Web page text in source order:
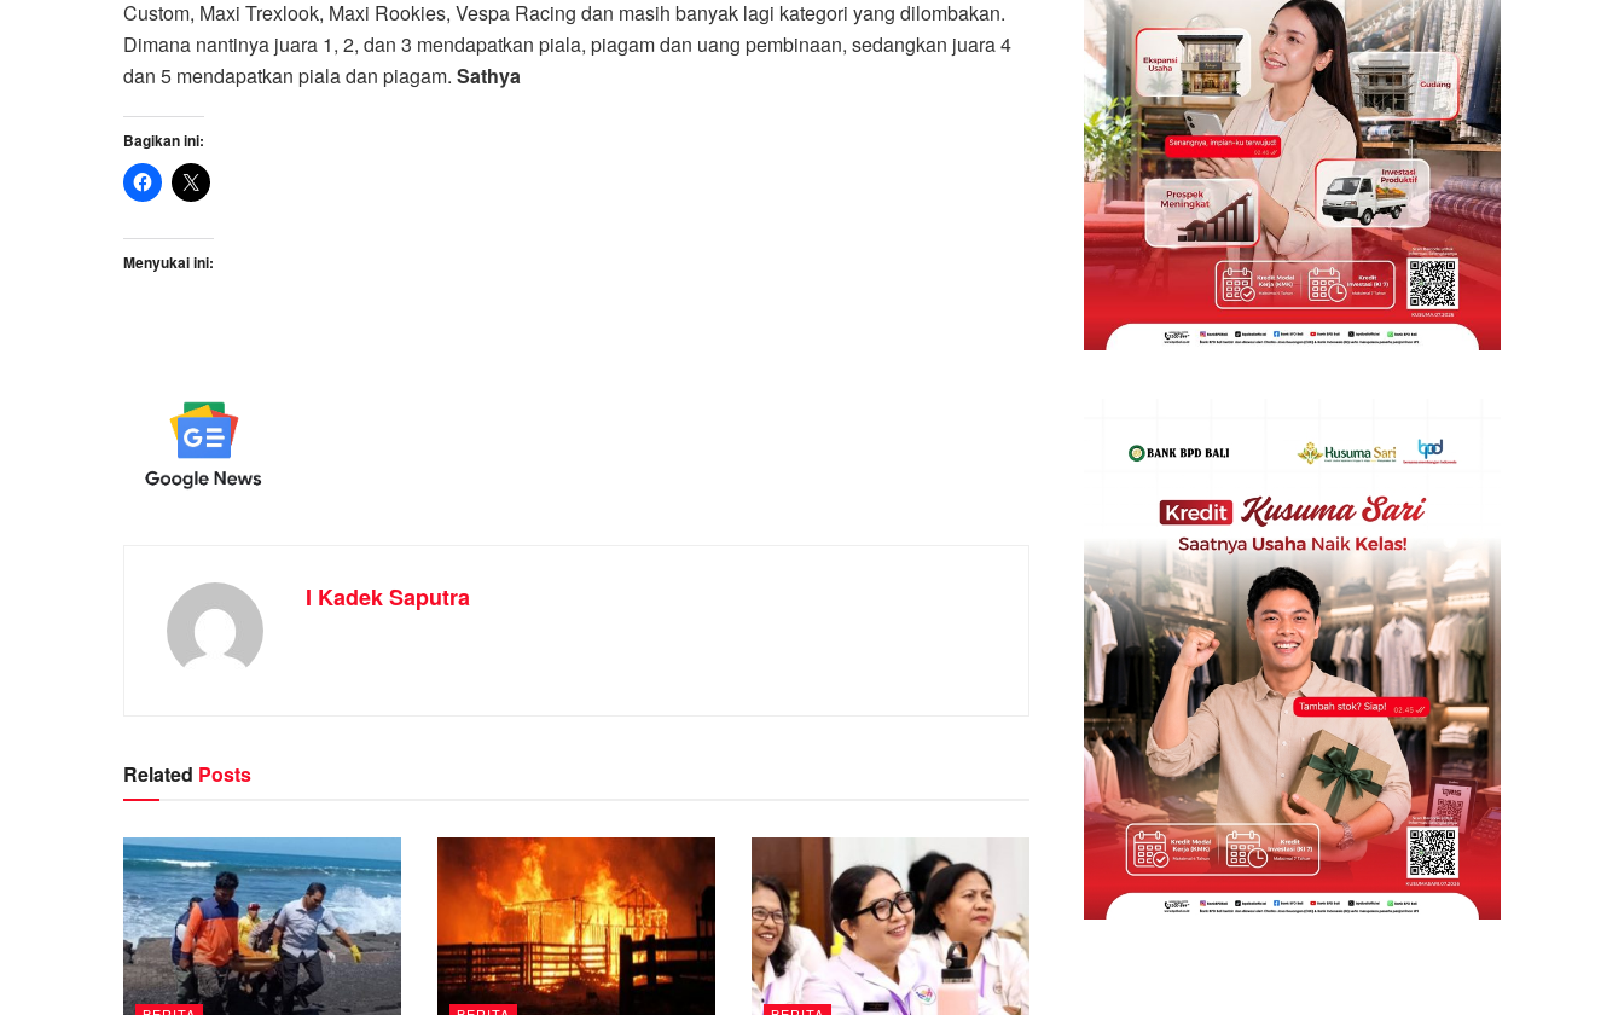
Custom, Maxi Trexlook, Maxi Rookies, Vespa Racing dan masih banyak lagi kategori yang dilombakan.
Dimana nantinya juara 1, 2, dan 3 mendapatkan piala, piagam dan uang pembinaan, sedangkan juara 4
dan 5 mendapatkan piala dan piagam. Sathya
Bagikan ini:
Menyukai ini:
I Kadek Saputra
Related Posts